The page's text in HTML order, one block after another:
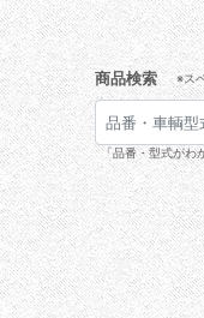
商品検索 ※ス
「品番・型式がわ